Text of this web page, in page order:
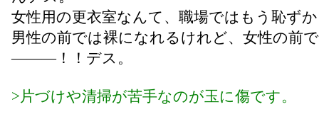
女性用の更衣室なんて、職場ではもう恥ず
男性の前では裸になれるけれど、女性の前
―――！！デス。
>片づけや清掃が苦手なのが玉に傷です。